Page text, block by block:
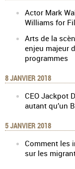
Actor Mark
Williams for
Arts de la
enjeu majeur
programmes
8 JANVIER 2018
CEO Jackpot
autant qu’un
5 JANVIER 2018
Comment les
sur les